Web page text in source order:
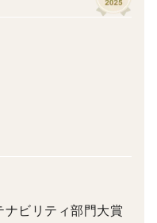
シャキッとした食感、
）に放送されたNHK
ビリティ部門大賞